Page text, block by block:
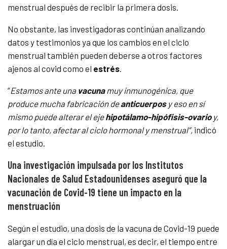
menstrual después de recibir la primera dosis.
No obstante, las investigadoras continúan analizando
datos y testimonios ya que los cambios en el ciclo
menstrual también pueden deberse a otros factores
ajenos al covid como el estrés.
“Estamos ante una vacunamuy inmunogénica, que
produce mucha fabricación deanticuerposy eso en sí
mismo puede alterar el ejehipotálamo-hipófisis-ovarioy,
por lo tanto, afectar al ciclo hormonal y menstrual”, indicó
el estudio.
Una investigación impulsada por los Institutos
Nacionales de Salud Estadounidenses aseguró que la
vacunación de Covid-19 tiene un impacto en la
menstruación
Según el estudio, una dosis de la vacuna de Covid-19 puede
alargar un día el ciclo menstrual, es decir, el tiempo entre